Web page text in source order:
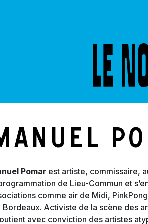
Pomar est artiste, commissaire,
de Lieu-Commun et
comme air de Midi,
Bordeaux. Activiste de la scène des
avec conviction des artistes